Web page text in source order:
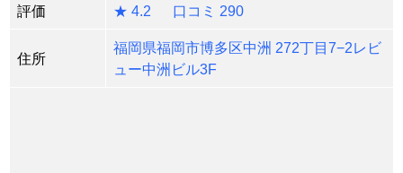
評価 ★ 4.2 口コミ 290
住所
福岡県福岡市博多区中洲 272丁目7−2レビ
ュー中洲ビル3F